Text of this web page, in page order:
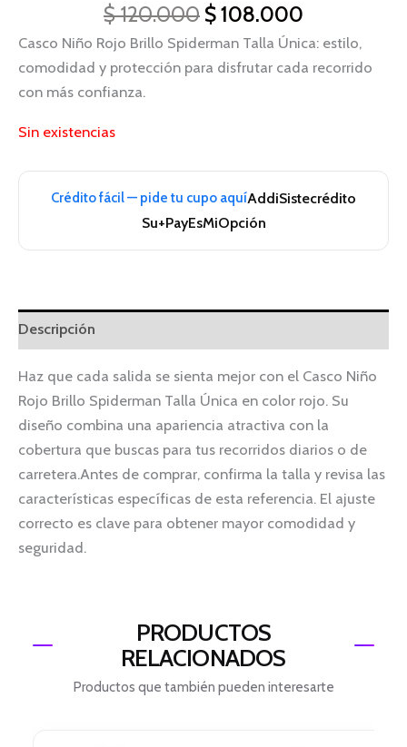
$120.000 $108.000
Casco Niño Rojo Brillo Spiderman Talla Única: estilo,
comodidad y protección para disfrutar cada recorrido
con más confianza.
Sin existencias
Crédito fácil — pide tu cupo aquíAddiSistecrédito
Su+PayEsMiOpción
Descripción
Haz que cada salida se sienta mejor con el Casco Niño
Rojo Brillo Spiderman Talla Única en color rojo. Su
diseño combina una apariencia atractiva con la
cobertura que buscas para tus recorridos diarios o de
carretera.Antes de comprar, confirma la talla y revisa las
características específicas de esta referencia. El ajuste
correcto es clave para obtener mayor comodidad y
seguridad.
PRODUCTOS
RELACIONADOS
Productos que también pueden interesarte